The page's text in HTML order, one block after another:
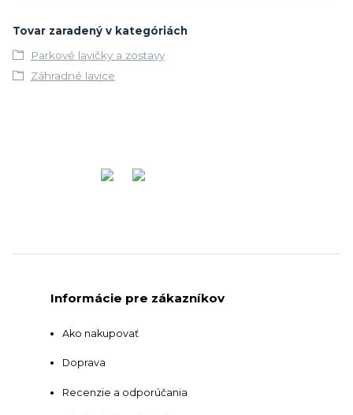
Tovar zaradený v kategóriách
Parkové lavičky a zostavy
Záhradné lavice
Informácie pre zákazníkov
Ako nakupovať
Doprava
Recenzie a odporúčania